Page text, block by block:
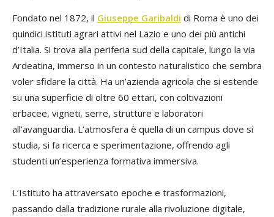
Fondato nel 1872, il Giuseppe Garibaldi di Roma è uno dei
quindici istituti agrari attivi nel Lazio e uno dei più antichi
d’Italia. Si trova alla periferia sud della capitale, lungo la via
Ardeatina, immerso in un contesto naturalistico che sembra
voler sfidare la città. Ha un’azienda agricola che si estende
su una superficie di oltre 60 ettari, con coltivazioni
erbacee, vigneti, serre, strutture e laboratori
all’avanguardia. L’atmosfera è quella di un campus dove si
studia, si fa ricerca e sperimentazione, offrendo agli
studenti un’esperienza formativa immersiva.
L’Istituto ha attraversato epoche e trasformazioni,
passando dalla tradizione rurale alla rivoluzione digitale,